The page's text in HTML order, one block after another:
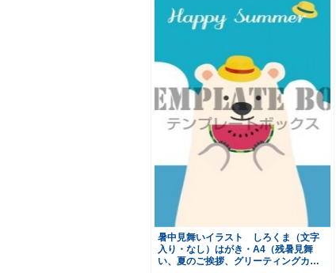
暑中見舞いイラスト しろくま（文字
入り・なし）はがき・A4（残暑見舞
い、夏のご挨拶、グリーティングカ…